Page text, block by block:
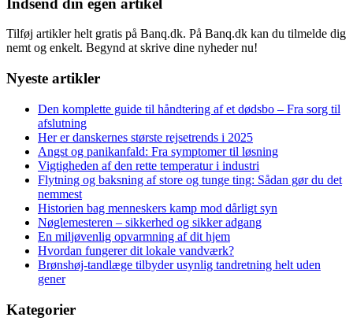
Indsend din egen artikel
Tilføj artikler helt gratis på Banq.dk. På Banq.dk kan du tilmelde dig
nemt og enkelt. Begynd at skrive dine nyheder nu!
Nyeste artikler
Den komplette guide til håndtering af et dødsbo – Fra sorg til
afslutning
Her er danskernes største rejsetrends i 2025
Angst og panikanfald: Fra symptomer til løsning
Vigtigheden af den rette temperatur i industri
Flytning og baksning af store og tunge ting: Sådan gør du det
nemmest
Historien bag menneskers kamp mod dårligt syn
Nøglemesteren – sikkerhed og sikker adgang
En miljøvenlig opvarmning af dit hjem
Hvordan fungerer dit lokale vandværk?
Brønshøj-tandlæge tilbyder usynlig tandretning helt uden
gener
Kategorier